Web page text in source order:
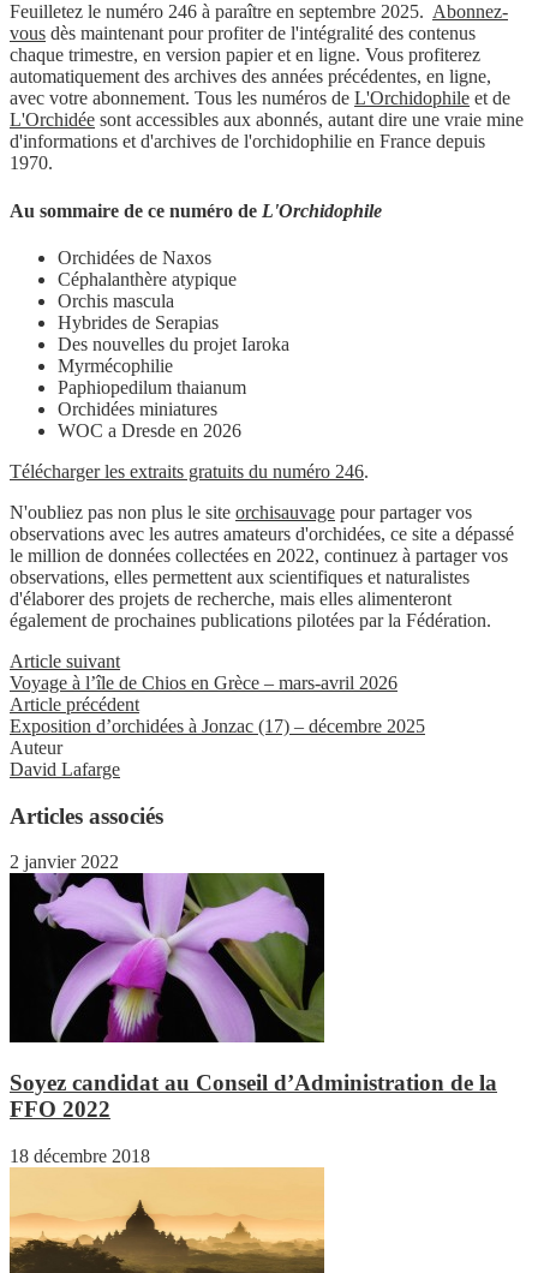
Feuilletez le numéro 246 à paraître en septembre 2025. Abonnez-
vous dès maintenant pour profiter de l'intégralité des contenus
chaque trimestre, en version papier et en ligne. Vous profiterez
automatiquement des archives des années précédentes, en ligne,
avec votre abonnement. Tous les numéros de L'Orchidophile et de
L'Orchidée sont accessibles aux abonnés, autant dire une vraie mine
d'informations et d'archives de l'orchidophilie en France depuis
1970.
Au sommaire de ce numéro de L'Orchidophile
Orchidées de Naxos
Céphalanthère atypique
Orchis mascula
Hybrides de Serapias
Des nouvelles du projet Iaroka
Myrmécophilie
Paphiopedilum thaianum
Orchidées miniatures
WOC a Dresde en 2026
Télécharger les extraits gratuits du numéro 246.
N'oubliez pas non plus le site orchisauvage pour partager vos
observations avec les autres amateurs d'orchidées, ce site a dépassé
le million de données collectées en 2022, continuez à partager vos
observations, elles permettent aux scientifiques et naturalistes
d'élaborer des projets de recherche, mais elles alimenteront
également de prochaines publications pilotées par la Fédération.
Article suivant
Voyage à l’île de Chios en Grèce – mars-avril 2026
Article précédent
Exposition d’orchidées à Jonzac (17) – décembre 2025
Auteur
David Lafarge
Articles associés
2 janvier 2022
Soyez candidat au Conseil d’Administration de la
FFO 2022
18 décembre 2018